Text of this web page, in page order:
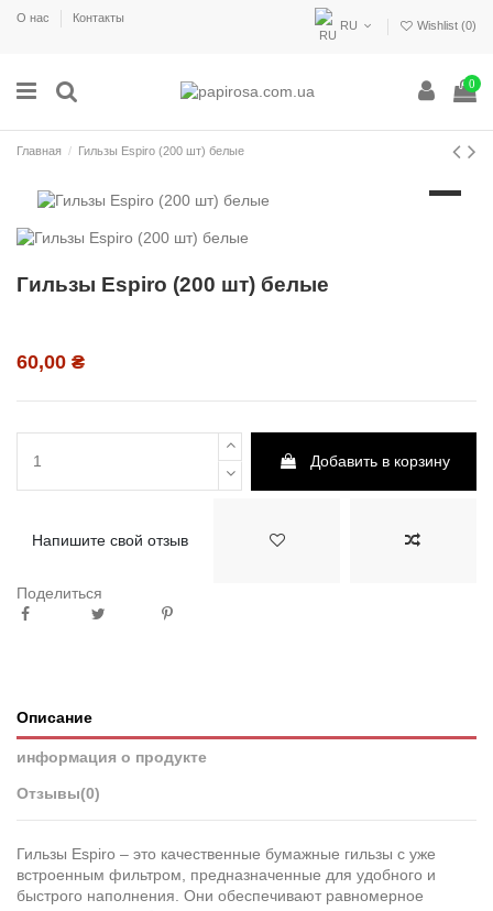
О нас Контакты
RU Wishlist (0)
0
Главная Гильзы Espiro (200 шт) белые
Гильзы Espiro (200 шт) белые
60,00 ₴
Добавить в корзину
Напишите свой отзыв
Поделиться
Описание
информация о продукте
Отзывы(0)
Гильзы Espiro – это качественные бумажные гильзы с уже
встроенным фильтром, предназначенные для удобного и
быстрого наполнения. Они обеспечивают равномерное